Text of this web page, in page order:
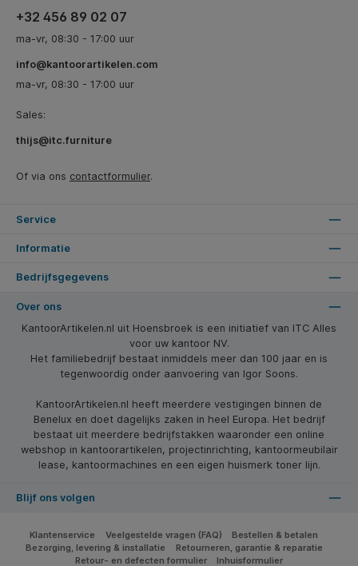
+32 456 89 02 07
ma-vr, 08:30 - 17:00 uur
info@kantoorartikelen.com
ma-vr, 08:30 - 17:00 uur
Sales:
thijs@itc.furniture
Of via ons contactformulier.
Service
Informatie
Bedrijfsgegevens
Over ons
KantoorArtikelen.nl uit Hoensbroek is een initiatief van ITC Alles
voor uw kantoor NV.
Het familiebedrijf bestaat inmiddels meer dan 100 jaar en is
tegenwoordig onder aanvoering van Igor Soons.
KantoorArtikelen.nl heeft meerdere vestigingen binnen de
Benelux en doet dagelijks zaken in heel Europa. Het bedrijf
bestaat uit meerdere bedrijfstakken waaronder een online
webshop in kantoorartikelen, projectinrichting, kantoormeubilair
lease, kantoormachines en een eigen huismerk toner lijn.
Blijf ons volgen
Klantenservice Veelgestelde vragen (FAQ)
Bestellen & betalen
Bezorging, levering & installatie
Retourneren, garantie & reparatie
Retour- en defecten formulier
Inhuisformulier